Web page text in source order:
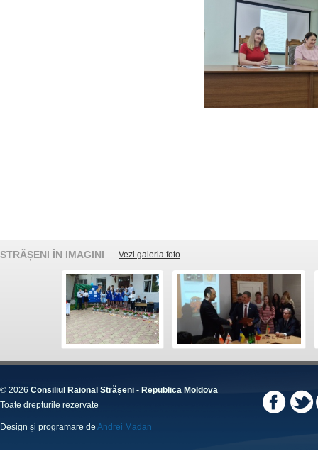
STRĂȘENI ÎN IMAGINI Vezi galeria foto
© 2026 Consiliul Raional Strășeni - Republica Moldova
Toate drepturile rezervate
Design și programare de Andrei Madan